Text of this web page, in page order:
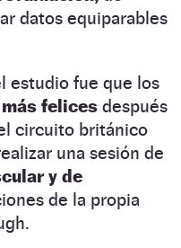
datos equiparables
estudio fue que los
más felices después
circuito británico
una sesión de
y de
de la propia